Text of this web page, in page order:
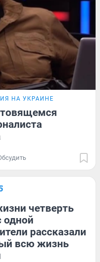
НА УКРАИНЕ
четверть
одной
рассказали
всю жизнь